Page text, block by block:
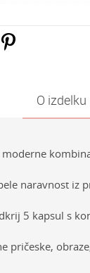
O izdelku
naravnost iz
5 kapsul s
pričeske,